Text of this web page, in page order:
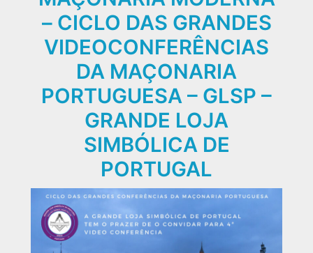
– CICLO DAS GRANDES
VIDEOCONFERÊNCIAS
DA MAÇONARIA
PORTUGUESA – GLSP –
GRANDE LOJA
SIMBÓLICA DE
PORTUGAL